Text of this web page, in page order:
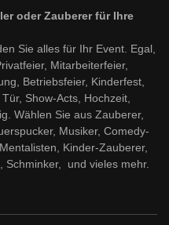
oder Zauberer für Ihre
Sie alles für Ihr Event. Egal,
Mitarbeiterfeier,
Betriebsfeier, Kinderfest,
Show-Acts, Hochzeit,
Wählen Sie aus Zauberer,
Musiker, Comedy-
Kinder-Zauberer,
Schminker, und vieles mehr.